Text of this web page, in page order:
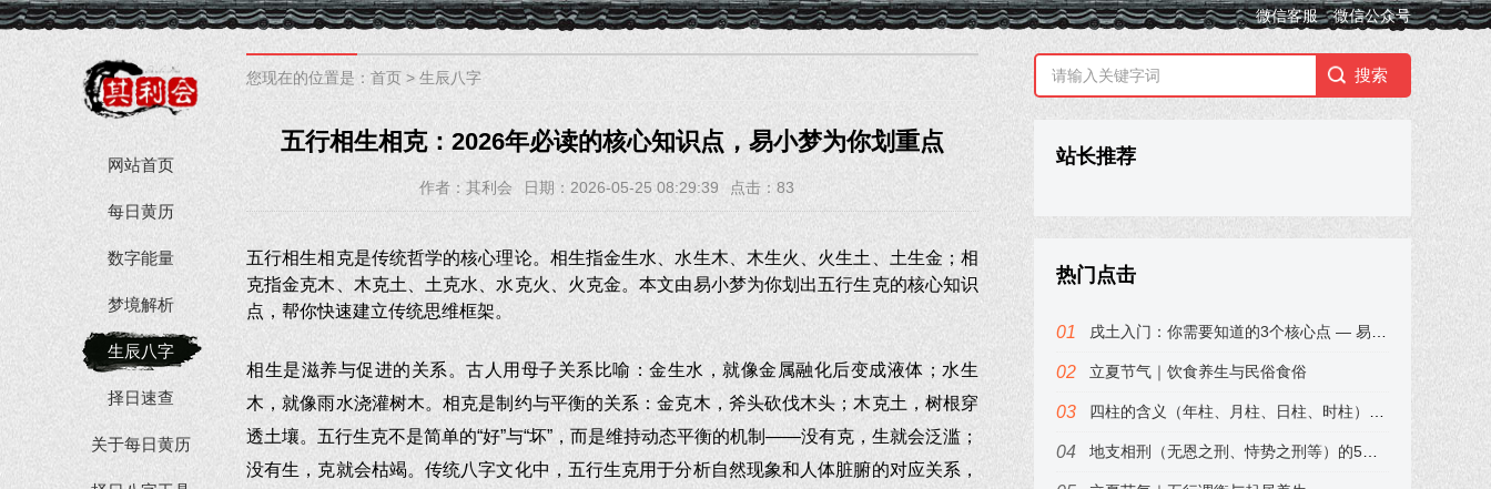
微信客服 微信公众号
网站首页
每日黄历
数字能量
梦境解析
生辰八字
择日速查
关于每日黄历
您现在的位置是： 首页 > 生辰八字
五行相生相克：2026年必读的核心知识点，易小梦为你划重点
作者：其利会 日期：2026-05-25 08:29:39 点击： 83
五行相生相克是传统哲学的核心理论。相生指金生水、水生木、木生火、火生土、土生金；相
克指金克木、木克土、土克水、水克火、火克金。本文由易小梦为你划出五行生克的核心知识
点，帮你快速建立传统思维框架。
相生是滋养与促进的关系。古人用母子关系比喻：金生水，就像金属融化后变成液体；水生
木，就像雨水浇灌树木。相克是制约与平衡的关系：金克木，斧头砍伐木头；木克土，树根穿
透土壤。五行生克不是简单的“好”与“坏”，而是维持动态平衡的机制——没有克，生就会泛滥；
没有生，克就会枯竭。传统八字文化中，五行生克用于分析自然现象和人体脏腑的对应关系，
站长推荐
热门点击
戌土入门：你需要知道的3个核心点 — 易小梦
立夏节气｜饮食养生与民俗食俗
四柱的含义（年柱、月柱、日柱、时柱）——易小梦带你3分钟入门
地支相刑（无恩之刑、恃势之刑等）的5个经典说法 — 其利会